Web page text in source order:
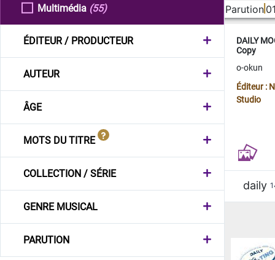
Multimédia (55)
ÉDITEUR / PRODUCTEUR
AUTEUR
ÂGE
MOTS DU TITRE
COLLECTION / SÉRIE
GENRE MUSICAL
PARUTION
Parution
DAILY
Copy
o-okun
Éditeur :
Studio
daily